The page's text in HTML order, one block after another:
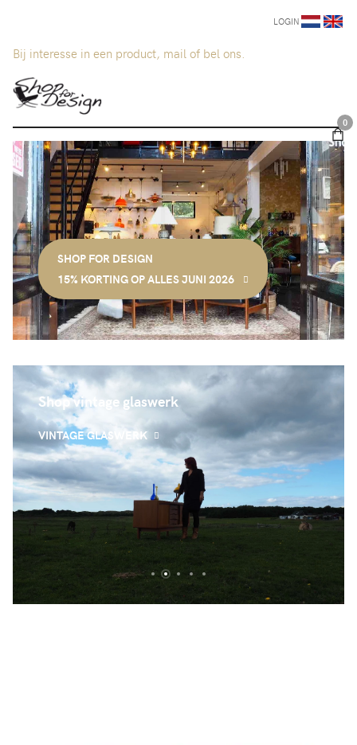
LOGIN
Bij interesse in een product, mail of bel ons.
0
SHOP FOR DESIGN
15% KORTING OP ALLES JUNI 2026
Shop vintage glaswerk
VINTAGE GLASWERK